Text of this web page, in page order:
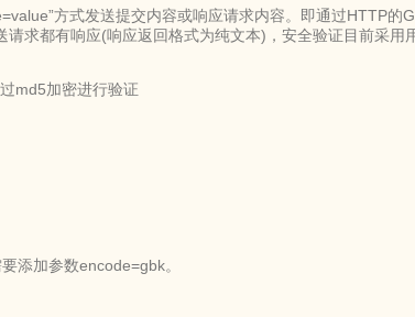
方式发送提交内容或响应请求内容。即通过HTTP的
求都有响应(响应返回格式为纯文本)，安全验证目前采用
md5加密进行验证
添加参数encode=gbk。